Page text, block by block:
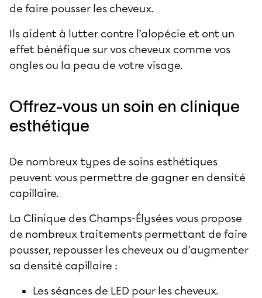
de faire pousser les cheveux.
Ils aident à lutter contre l’alopécie et ont un
effet bénéfique sur vos cheveux comme vos
ongles ou la peau de votre visage.
Offrez-vous un soin en clinique
esthétique
De nombreux types de soins esthétiques
peuvent vous permettre de gagner en densité
capillaire.
La Clinique des Champs-Élysées vous propose
de nombreux traitements permettant de faire
pousser, repousser les cheveux ou d’augmenter
sa densité capillaire :
Les séances de LED pour les cheveux.